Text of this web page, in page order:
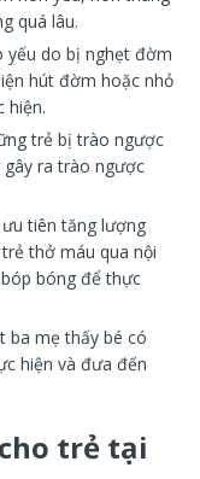
quá lâu.
yếu do bị nghẹt đờm
hút đờm hoặc nhỏ
hiện.
trẻ bị trào ngược
ra trào ngược
tiên tăng lượng
thở máu qua nội
bóng để thực
ba mẹ thấy bé có
hiện và đưa đến
trẻ tại